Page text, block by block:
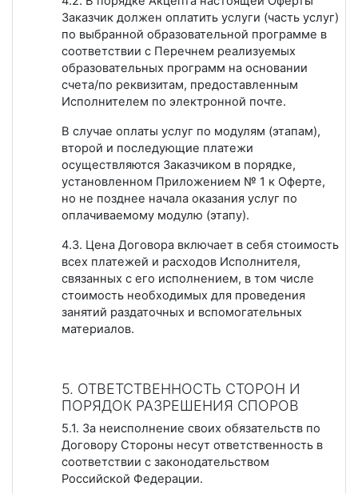
Заказчик должен оплатить услуги (часть услуг)
по выбранной образовательной программе в
соответствии с Перечнем реализуемых
образовательных программ на основании
счета/по реквизитам, предоставленным
Исполнителем по электронной почте.
В случае оплаты услуг по модулям (этапам),
второй и последующие платежи
осуществляются Заказчиком в порядке,
установленном Приложением № 1 к Оферте,
но не позднее начала оказания услуг по
оплачиваемому модулю (этапу).
4.3. Цена Договора включает в себя стоимость
всех платежей и расходов Исполнителя,
связанных с его исполнением, в том числе
стоимость необходимых для проведения
занятий раздаточных и вспомогательных
материалов.
5. ОТВЕТСТВЕННОСТЬ СТОРОН И
ПОРЯДОК РАЗРЕШЕНИЯ СПОРОВ
5.1. За неисполнение своих обязательств по
Договору Стороны несут ответственность в
соответствии с законодательством
Российской Федерации.